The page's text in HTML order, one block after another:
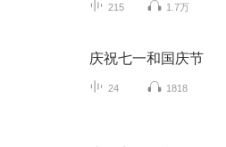
215 1.7万
庆祝七一和国庆节
24 1818